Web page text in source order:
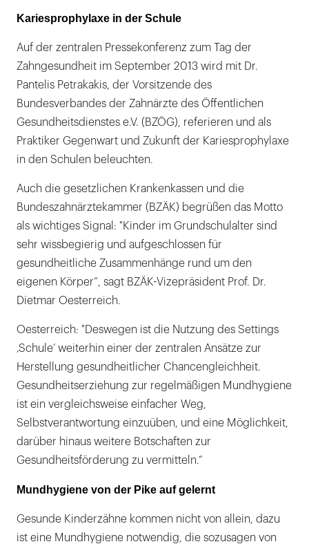
Kariesprophylaxe in der Schule
Auf der zentralen Pressekonferenz zum Tag der
Zahngesundheit im September 2013 wird mit Dr.
Pantelis Petrakakis, der Vorsitzende des
Bundesverbandes der Zahnärzte des Öffentlichen
Gesundheitsdienstes e.V. (BZÖG), referieren und als
Praktiker Gegenwart und Zukunft der Kariesprophylaxe
in den Schulen beleuchten.
Auch die gesetzlichen Krankenkassen und die
Bundeszahnärztekammer (BZÄK) begrüßen das Motto
als wichtiges Signal: "Kinder im Grundschulalter sind
sehr wissbegierig und aufgeschlossen für
gesundheitliche Zusammenhänge rund um den
eigenen Körper“, sagt BZÄK-Vizepräsident Prof. Dr.
Dietmar Oesterreich.
Oesterreich: "Deswegen ist die Nutzung des Settings
‚Schule’ weiterhin einer der zentralen Ansätze zur
Herstellung gesundheitlicher Chancengleichheit.
Gesundheitserziehung zur regelmäßigen Mundhygiene
ist ein vergleichsweise einfacher Weg,
Selbstverantwortung einzuüben, und eine Möglichkeit,
darüber hinaus weitere Botschaften zur
Gesundheitsförderung zu vermitteln.“
Mundhygiene von der Pike auf gelernt
Gesunde Kinderzähne kommen nicht von allein, dazu
ist eine Mundhygiene notwendig, die sozusagen von